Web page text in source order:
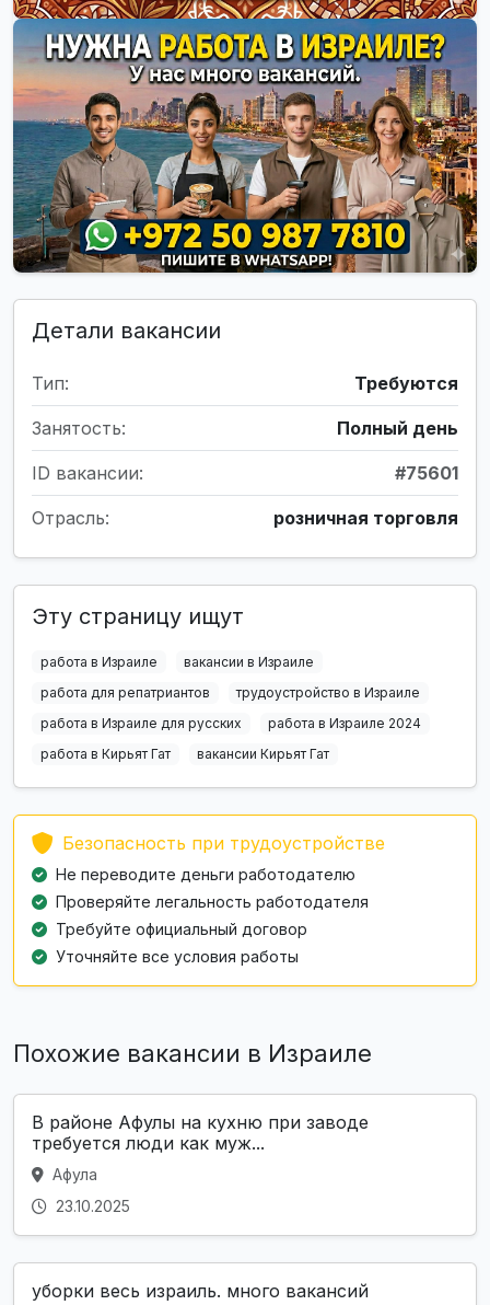
Детали вакансии
Тип: Требуются
Занятость: Полный день
ID вакансии: #75601
Отрасль: розничная торговля
Эту страницу ищут
работа в Израиле
вакансии в Израиле
работа для репатриантов
трудоустройство в Израиле
работа в Израиле для русских
работа в Израиле 2024
работа в Кирьят Гат
вакансии Кирьят Гат
Безопасность при трудоустройстве
Не переводите деньги работодателю
Проверяйте легальность работодателя
Требуйте официальный договор
Уточняйте все условия работы
Похожие вакансии в Израиле
В районе Афулы на кухню при заводе
требуется люди как муж...
Афула
23.10.2025
уборки весь израиль. много вакансий